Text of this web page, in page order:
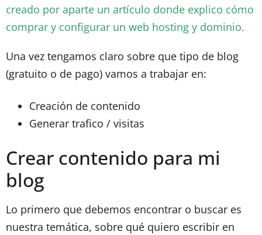
creado por aparte un artículo donde explico cómo
comprar y configurar un web hosting y dominio.
Una vez tengamos claro sobre que tipo de blog
(gratuito o de pago) vamos a trabajar en:
Creación de contenido
Generar trafico / visitas
Crear contenido para mi
blog
Lo primero que debemos encontrar o buscar es
nuestra temática, sobre qué quiero escribir en